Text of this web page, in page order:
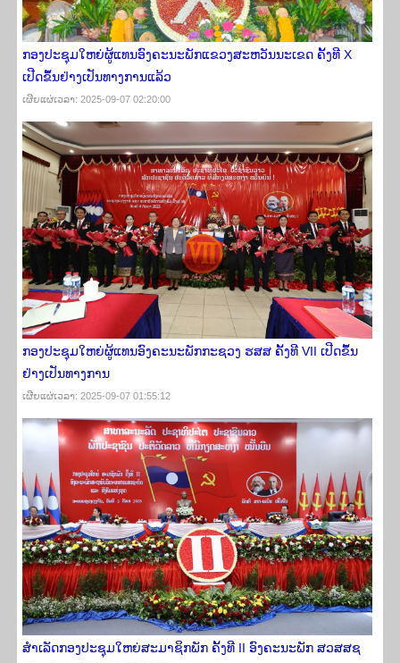
ກອງປະຊຸມໃຫຍ່ຜູ້ແທນອົງຄະນະພັກແຂວງສະຫວັນນະເຂດ ຄັ້ງທີ X
ເປີດຂຶ້ນຢ່າງເປັນທາງການແລ້ວ
ເຜີຍ​ແຜ່​ເວ​ລາ: 2025-09-07 02:20:00
ກອງປະຊຸມໃຫຍ່ຜູ້ແທນອົງຄະນະພັກກະຊວງ ຮສສ ຄັ້ງທີ VII ​ເປີດ​ຂຶ້ນ​
ຢ່າງ​ເປັນ​ທາງ​ການ
ເຜີຍ​ແຜ່​ເວ​ລາ: 2025-09-07 01:55:12
ສໍາເລັດກອງປະຊຸມໃຫຍ່ສະມາຊິກພັກ ຄັ້ງທີ II ອົງຄະນະພັກ ສວສສຊ